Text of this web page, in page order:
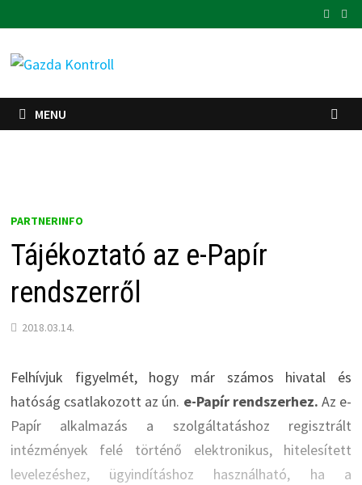
to
content
MENU
PARTNERINFO
Tájékoztató az e-Papír
rendszerről
2018.03.14.
Felhívjuk figyelmét, hogy már számos hivatal és
hatóság csatlakozott az ún. e-Papír rendszerhez. Az e-
Papír alkalmazás a szolgáltatáshoz regisztrált
intézmények felé történő elektronikus, hitelesített
levelezéshez, ügyindításhoz használható, ha a